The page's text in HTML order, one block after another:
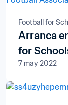
Football for
Arranca
for
7 may 2022